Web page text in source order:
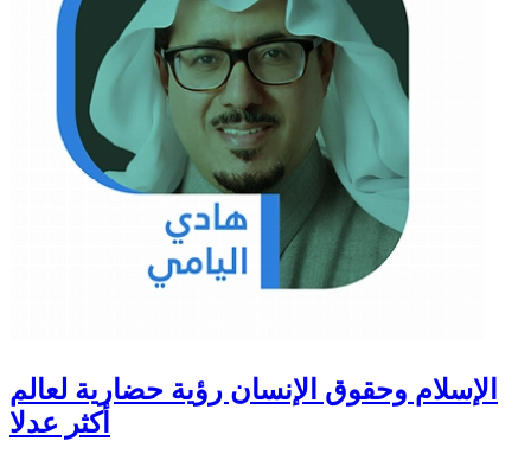
الإسلام وحقوق الإنسان رؤية حضارية لعالم
أكثر عدلا